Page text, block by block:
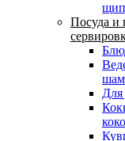
Посуда и
Для